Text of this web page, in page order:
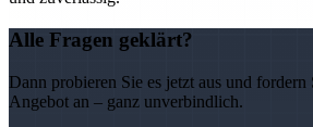
Alle Fragen geklärt?
Dann probieren Sie es jetzt aus und
Angebot an – ganz unverbindlich.